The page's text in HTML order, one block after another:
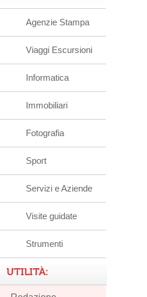
Agenzie Stampa
Viaggi Escursioni
Informatica
Immobiliari
Fotografia
Sport
Servizi e Aziende
Visite guidate
Strumenti
UTILITÀ: